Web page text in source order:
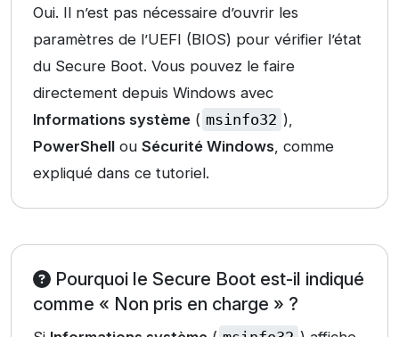
Oui. Il n’est pas nécessaire d’ouvrir les
paramètres de l’UEFI (BIOS) pour vérifier l’état
du Secure Boot. Vous pouvez le faire
directement depuis Windows avec
Informations système ( msinfo32 ),
PowerShell ou Sécurité Windows, comme
expliqué dans ce tutoriel.
Pourquoi le Secure Boot est-il indiqué
comme « Non pris en charge » ?